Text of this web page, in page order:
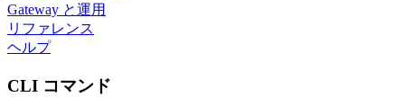
Gateway と運用
リファレンス
ヘルプ
CLI コマンド